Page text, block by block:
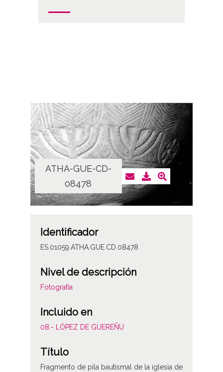
ATHA-GUE-CD-
08478
Identificador
ES.01059.ATHA.GUE.CD.08478
Nivel de descripción
Fotografía
Incluido en
08.- LÓPEZ DE GUEREÑU
Título
Fragmento de pila bautismal de la iglesia de